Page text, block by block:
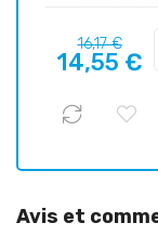
Prix
habituel
16,17 €Prix
14,55 €
Avis et